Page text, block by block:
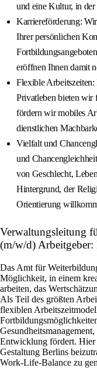
und eine Kultur, in der
Karriereförderung:
Ihrer persönlichen
eröffnen Ihnen damit
Flexible
Privatleben bieten wir
fördern wir mobiles
dienstlichen
Vielfalt und
und
von Geschlecht,
Hintergrund, der
Orientierung
Verwaltungsleitung
(m/w/d)
Das Amt für
Möglichkeit, in einem
arbeiten, das
Als Teil des größten
flexiblen
Entwicklung fördert. Hier
Gestaltung Berlins
Work-Life-Balance zu